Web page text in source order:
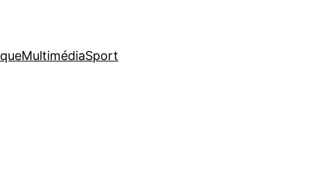
MultimédiaSport